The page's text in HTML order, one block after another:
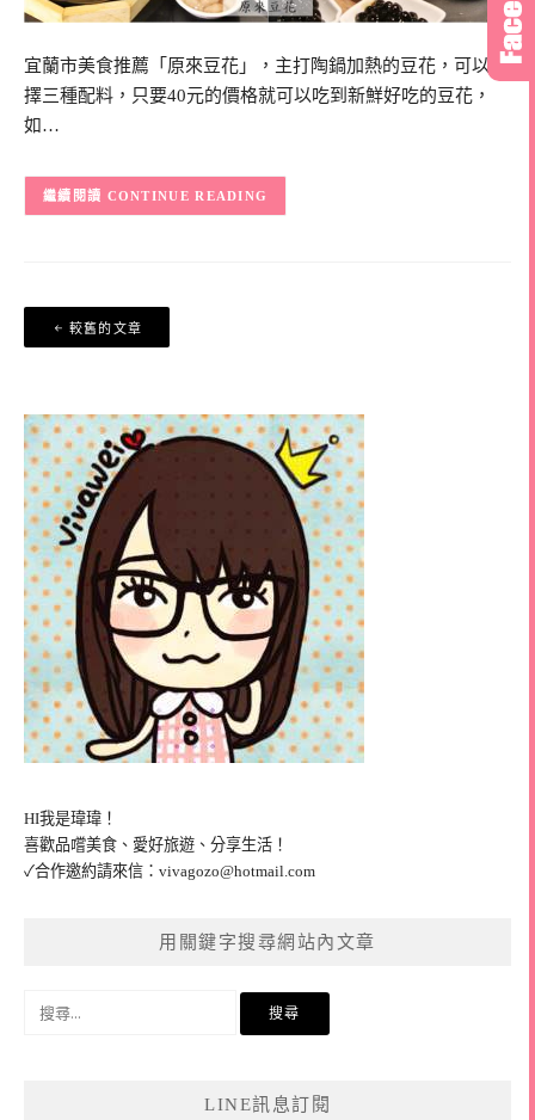
宜蘭市美食推薦「原來豆花」，主打陶鍋加熱的豆花，可以選
擇三種配料，只要40元的價格就可以吃到新鮮好吃的豆花，
如…
CONTINUE READING
文
章
覽
較舊的文章
HI我是瑋瑋！
喜歡品嚐美食、愛好旅遊、分享生活！
✓合作邀約請來信： vivagozo@hotmail.com
用關鍵字搜尋網站內文章
LINE訊息訂閱